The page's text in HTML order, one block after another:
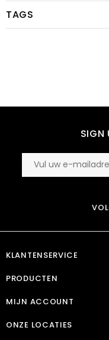
TAGS
SIGN
KLANTENSERVICE
PRODUCTEN
MIJN ACCOUNT
ONZE LOCATIES